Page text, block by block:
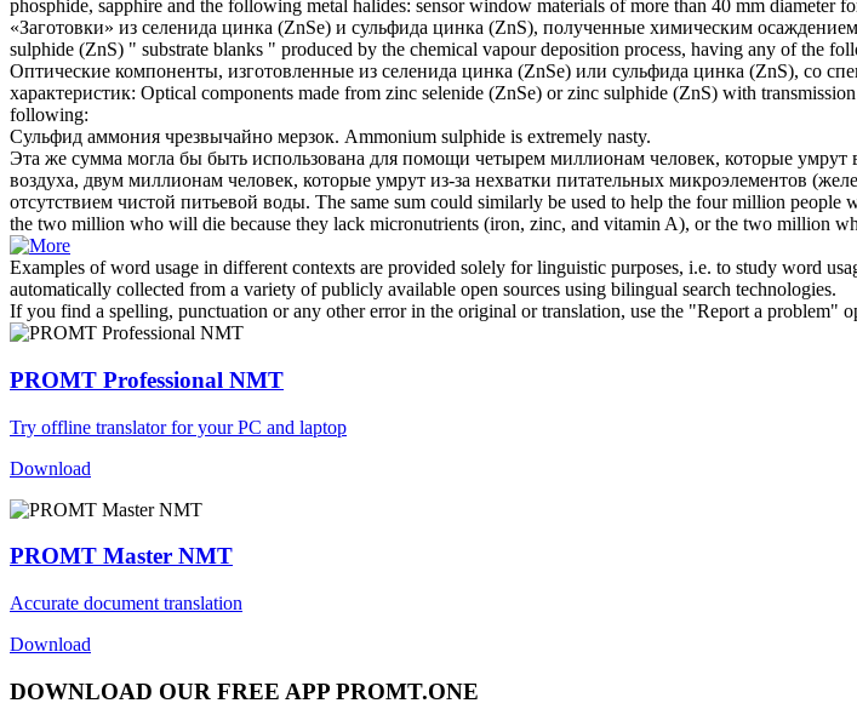
phosphide, sapphire and the following metal halides: sensor window materials of more than 40 mm diameter
«Заготовки» из селенида цинка (ZnSe) и сульфида цинка (ZnS), полученные химическим
sulphide (ZnS) " substrate blanks " produced by the chemical vapour deposition process, having any of the
Оптические компоненты, изготовленные из селенида цинка (ZnSe) или сульфида цинка (ZnS), со
характеристик: Optical components made from zinc selenide (ZnSe) orzinc sulphide (ZnS) with
following:
Сульфид аммония чрезвычайно мерзок. Ammonium sulphide is extremely nasty.
Эта же сумма могла бы быть использована для помощи четырем миллионам человек, которые умрут
воздуха, двум миллионам человек, которые умрут из-за нехватки питательных микроэлементов
отсутствием чистой питьевой воды. The same sum could similarly be used to help the four million
the two million who will die because they lack micronutrients (iron, zinc, and vitamin A), or the two million
Examples of word usage in different contexts are provided solely for linguistic purposes, i.e. to study word
automatically collected from a variety of publicly available open sources using bilingual search technologies.
If you find a spelling, punctuation or any other error in the original or translation, use the "Report a problem"
PROMT Professional NMT
Try offline translator for your PC and laptop
Download
PROMT Master NMT
Accurate document translation
Download
DOWNLOAD OUR FREE APP PROMT.ONE